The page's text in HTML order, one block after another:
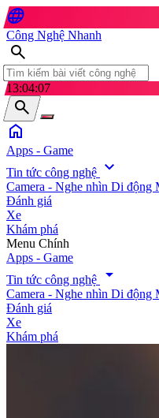
language
Công Nghệ Nhanh
search
13:04:09
search
home
Apps - Game
Tin tức công nghệ expand_more
Camera - Nghe nhìn Di động
Đánh giá
Xe
Khám phá
search
Menu Chính
Apps - Game
Tin tức công nghệ
arrow_drop_down
Camera - Nghe nhìn Di động
Đánh giá
Xe
Khám phá